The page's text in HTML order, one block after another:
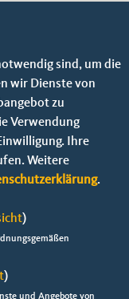
sind, um die
wir Dienste von
zu
Verwendung
Ihre
Weitere
.
)
)
und Angebote von